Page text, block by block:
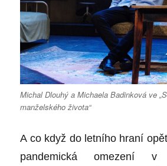
Michal Dlouhý a Michaela Badinková ve
manželského života“
A co když do letního hraní
pandemická omezení